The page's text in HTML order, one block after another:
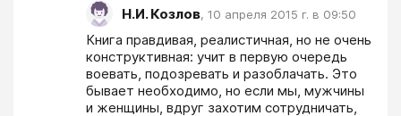
Н.И. Козлов, 10 апреля 2015 г. в 09:50
Книга правдивая, реалистичная, но не очень
конструктивная: учит в первую очередь
воевать, подозревать и разоблачать. Это
бывает необходимо, но если мы, мужчины
и женщины, вдруг захотим сотрудничать,